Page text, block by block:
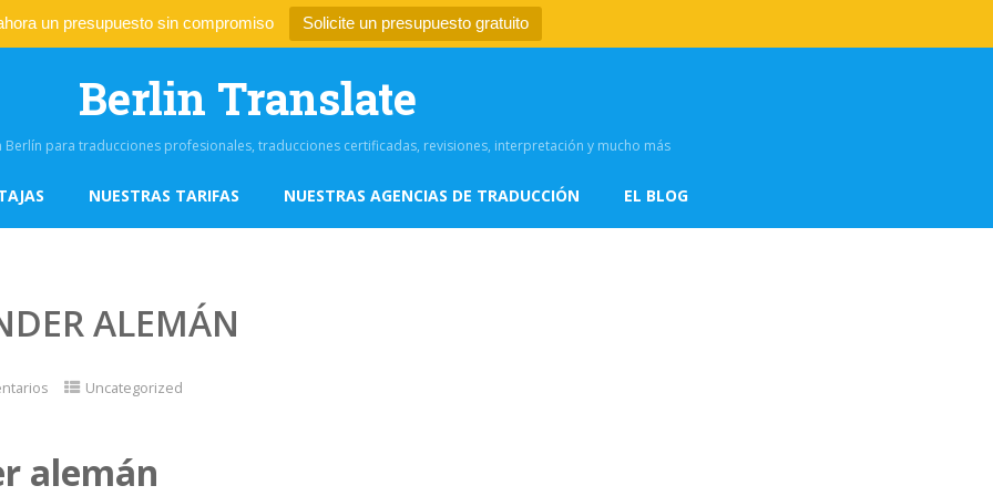
un presupuesto sin compromiso Solicite un presupuesto gratuito
Berlin Translate
Berlín para traducciones profesionales, traducciones certificadas, revisiones, interpretación y mucho más
NUESTRAS TARIFAS NUESTRAS AGENCIAS DE TRADUCCIÓN EL BLOG
ALEMÁN
Uncategorized
alemán